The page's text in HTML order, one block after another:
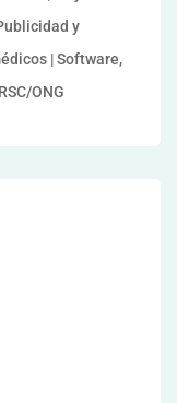
y
| Software,
ONG